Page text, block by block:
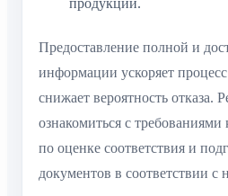
Предоставление полной и
информации ускоряет
снижает вероятность отказа.
ознакомиться с требованиями
по оценке соответствия и
документов в соответствии с